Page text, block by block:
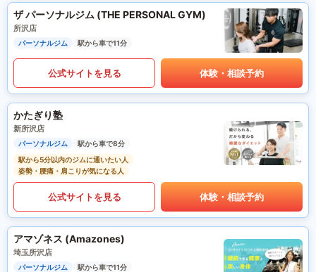
ザ パーソナルジム (THE PERSONAL GYM)
所沢店
パーソナルジム 駅から車で11分
公式サイトを見る 体験・相談予約
かたぎり塾
新所沢店
パーソナルジム
駅から車で8分
駅から5分以内のジムに通いたい人
姿勢・腰痛・肩こりが気になる人
公式サイトを見る 体験・相談予約
アマゾネス (Amazones)
埼玉所沢店
パーソナルジム
駅から車で11分